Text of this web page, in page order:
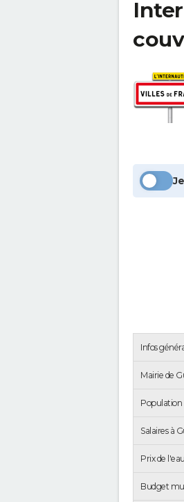
Infos
Mairie de
Population
Salaires à
Prix de l'eau
Budget